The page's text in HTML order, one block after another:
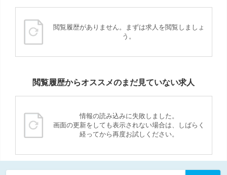
閲覧履歴がありません。まずは求人を閲覧しましょ
う。
閲覧履歴からオススメのまだ見ていない求人
情報の読み込みに失敗しました。
画面の更新をしても表示されない場合は、しばらく
経ってから再度お試しください。